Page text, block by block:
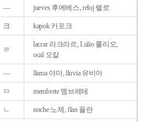
― jueves 후에베스, reloj 렐로
크 kapok 카포크
ㄹ
lacrar 라크라르, Lulio 룰리오,
ocal 오칼
― llama 야마, lluvia 유비아
ㅁ membrete 멤브레테
ㄴ noche 노체, flan 플란